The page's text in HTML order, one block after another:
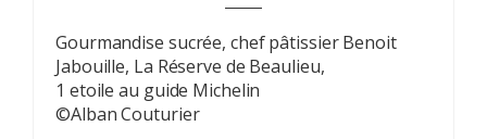
Gourmandise sucrée, chef pâtissier Benoit
Jabouille, La Réserve de Beaulieu,
1 etoile au guide Michelin
©Alban Couturier